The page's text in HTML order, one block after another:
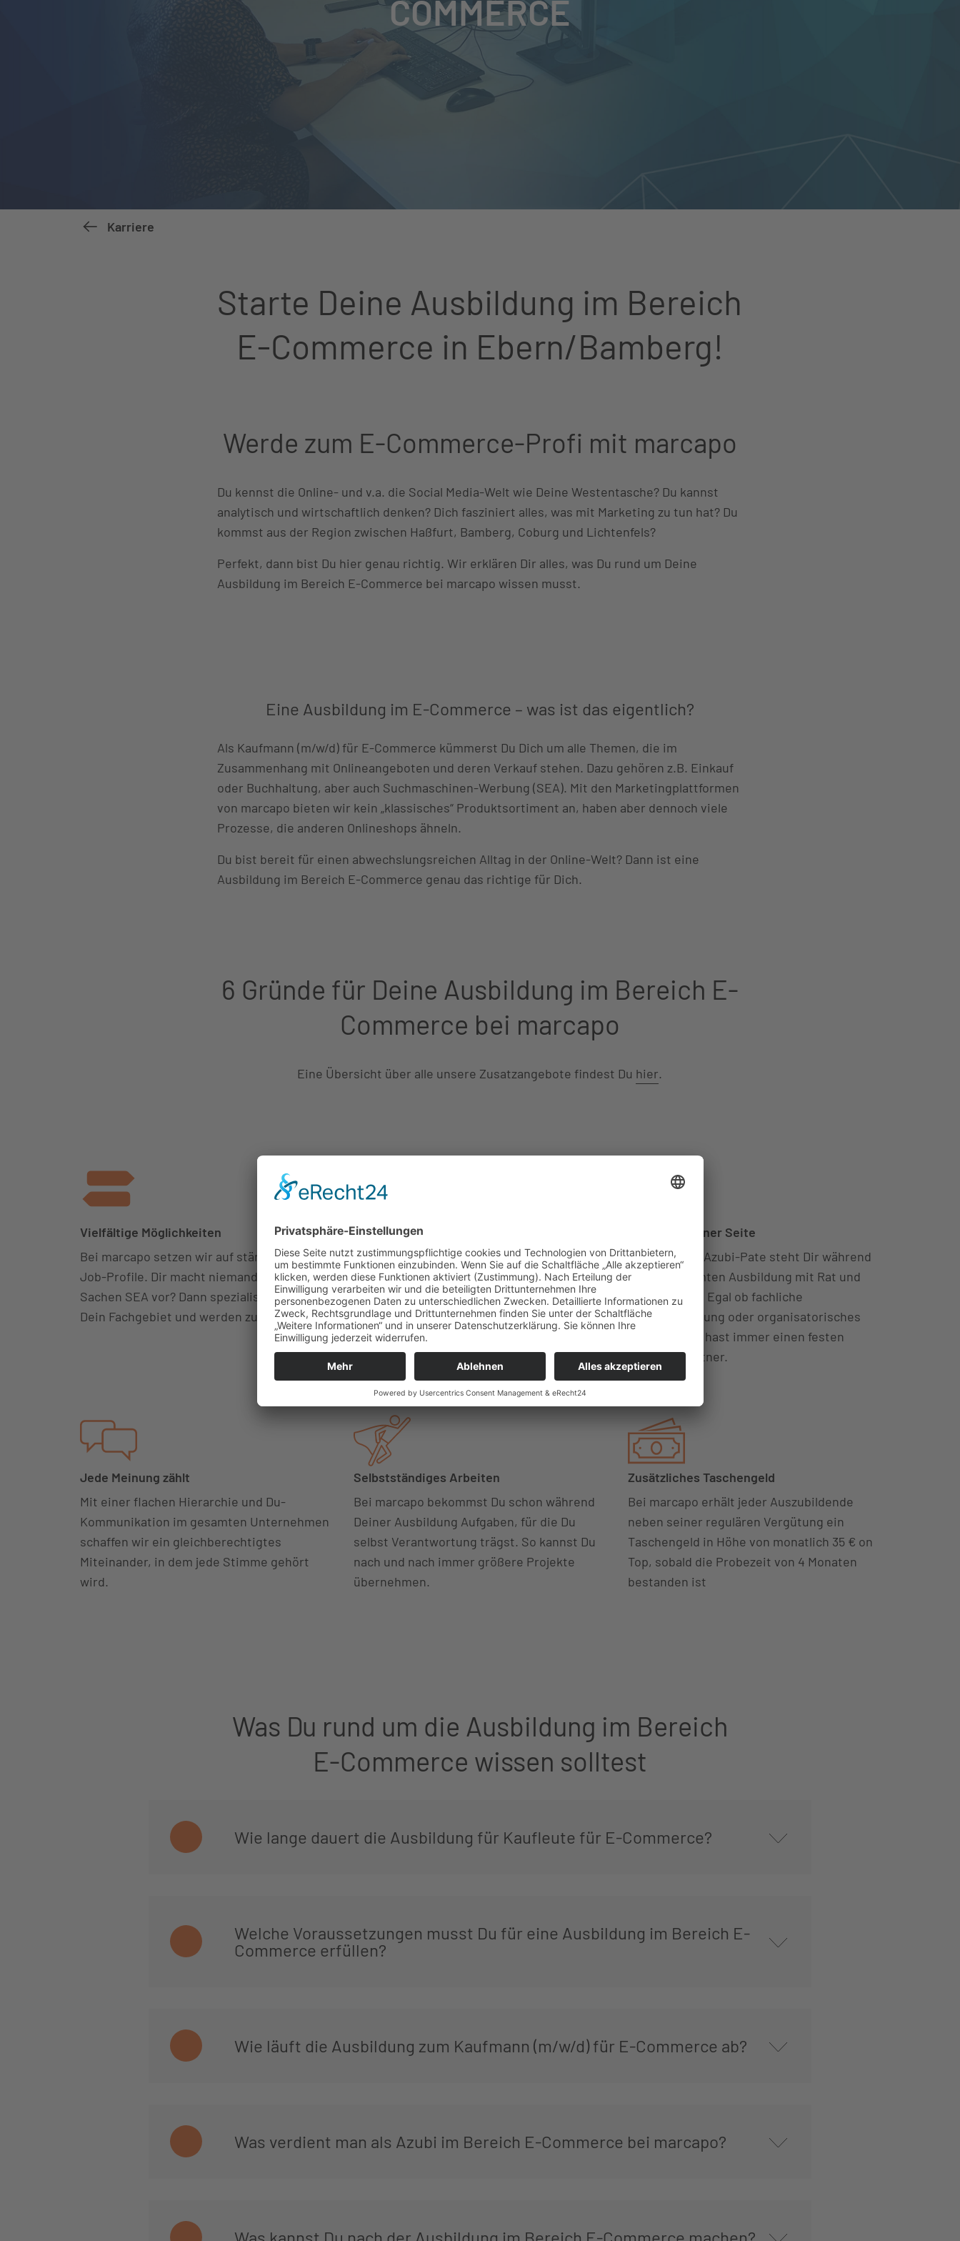
COMMERCE
Karriere
Starte Deine Ausbildung im Bereich
E-Commerce in Ebern/Bamberg!
Werde zum E-Commerce-Profi mit marcapo
Du kennst die Online- und v.a. die Social Media-Welt wie Deine Westentasche? Du kannst
analytisch und wirtschaftlich denken? Dich fasziniert alles, was mit Marketing zu tun hat? Du
kommst aus der Region zwischen Haßfurt, Bamberg, Coburg und Lichtenfels?
Perfekt, dann bist Du hier genau richtig. Wir erklären Dir alles, was Du rund um Deine
Ausbildung im Bereich E-Commerce bei marcapo wissen musst.
Eine Ausbildung im E-Commerce – was ist das eigentlich?
Als Kaufmann (m/w/d) für E-Commerce kümmerst Du Dich um alle Themen, die im
Zusammenhang mit Onlineangeboten und deren Verkauf stehen. Dazu gehören z.B. Einkauf
oder Buchhaltung, aber auch Suchmaschinen-Werbung (SEA). Mit den Marketingplattformen
von marcapo bieten wir kein „klassisches“ Produktsortiment an, haben aber dennoch viele
Prozesse, die anderen Onlineshops ähneln.
Du bist bereit für einen abwechslungsreichen Alltag in der Online-Welt? Dann ist eine
Ausbildung im Bereich E-Commerce genau das richtige für Dich.
6 Gründe für Deine Ausbildung im Bereich E-
Commerce bei marcapo
Eine Übersicht über alle unsere Zusatzangebote findest Du hier.
Vielfältige Möglichkeiten
Bei marcapo setzen wir auf stärkengerechte
Job-Profile. Dir macht niemand etwas in
Sachen SEA vor? Dann spezialisiere Dich auf
Dein Fachgebiet und werden zum Experten.
Langfristige Perspektive
Für uns ist Deine Ausbildung der Grundstein
für unsere gemeinsame Zukunft. Deswegen
planen wir unsere Ausbildungsplätze so,
dass wir Dir auch nach der Ausbildung einen
Arbeitsplatz bieten können – wenn Du und
Dein Team das möchten.
Immer an Deiner Seite
Dein eigener Azubi-Pate steht Dir während
Deiner gesamten Ausbildung mit Rat und
Tat zur Seite. Egal ob fachliche
Herausforderung oder organisatorisches
Problem – Du hast immer einen festen
Ansprechpartner.
Jede Meinung zählt
Mit einer flachen Hierarchie und Du-
Kommunikation im gesamten Unternehmen
schaffen wir ein gleichberechtigtes
Miteinander, in dem jede Stimme gehört
wird.
Selbstständiges Arbeiten
Bei marcapo bekommst Du schon während
Deiner Ausbildung Aufgaben, für die Du
selbst Verantwortung trägst. So kannst Du
nach und nach immer größere Projekte
übernehmen.
Zusätzliches Taschengeld
Bei marcapo erhält jeder Auszubildende
neben seiner regulären Vergütung ein
Taschengeld in Höhe von monatlich 35 € on
Top, sobald die Probezeit von 4 Monaten
bestanden ist
Was Du rund um die Ausbildung im Bereich
E-Commerce wissen solltest
Wie lange dauert die Ausbildung für Kaufleute für E-Commerce?
Welche Voraussetzungen musst Du für eine Ausbildung im Bereich E-
Commerce erfüllen?
Wie läuft die Ausbildung zum Kaufmann (m/w/d) für E-Commerce ab?
Was verdient man als Azubi im Bereich E-Commerce bei marcapo?